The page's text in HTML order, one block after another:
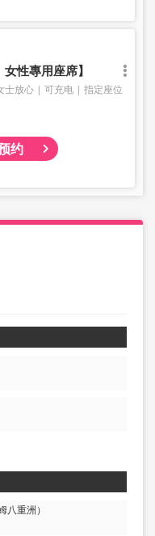
性專用座席】
士放心 可充电 指定座位
约
重洲）